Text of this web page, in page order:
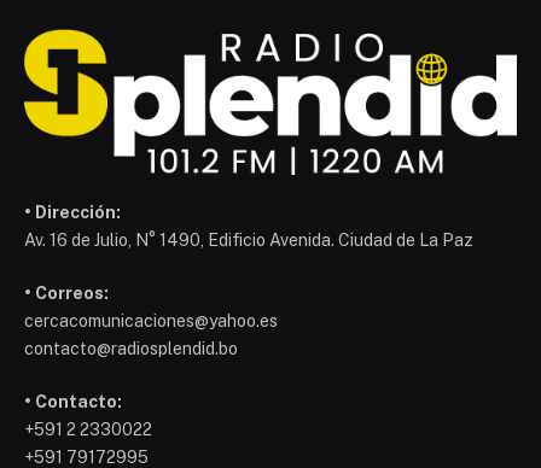
• Dirección:
Av. 16 de Julio, N° 1490, Edificio Avenida. Ciudad de La Paz
• Correos:
cercacomunicaciones@yahoo.es
contacto@radiosplendid.bo
• Contacto:
+591 2 2330022
+591 79172995